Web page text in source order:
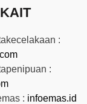
:
:
: infoemas.id